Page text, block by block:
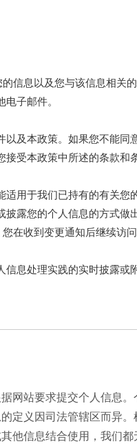
水机
水机
泵
产品焊接
调
管
风扇线圈单元研发中心
客户服务
信息以及您与该信息相
子邮件。
及本政策。如果您不能
受本政策中所述的条款和
用于我们已持有的有关
露您的个人信息的方式
在收到变更通知后继续访
息处理实践的实时披露
网站要求提交个人信息
定义因司法管辖区而异
他信息结合使用，我们都